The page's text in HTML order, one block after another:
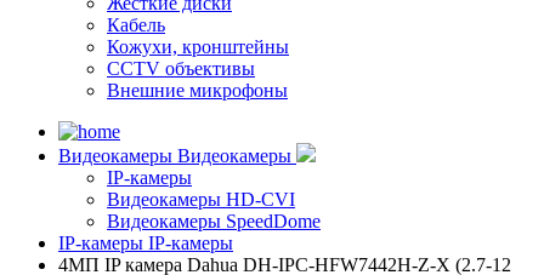
Кабель
Кожухи, кронштейны
CCTV объективы
Внешние микрофоны
Видеокамеры Видеокамеры
IP-камеры
Видеокамеры HD-CVI
Видеокамеры SpeedDome
IP-камеры IP-камеры
4МП IP камера Dahua DH-IPC-HFW7442H-Z-X (2.7-12